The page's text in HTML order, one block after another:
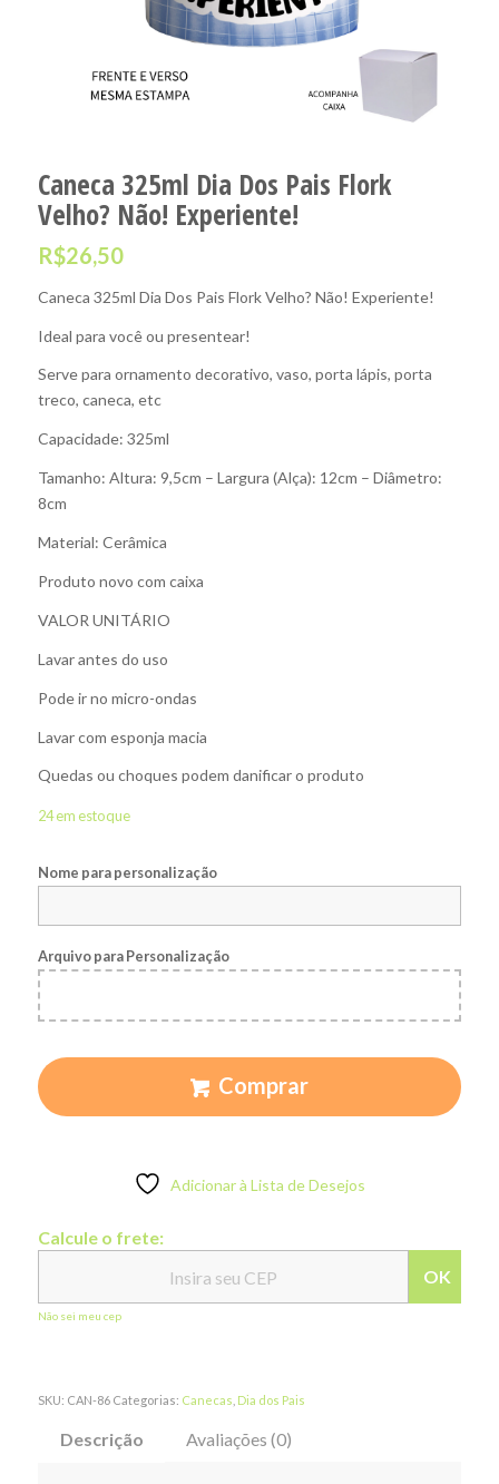
Caneca 325ml Dia Dos Pais Flork
Velho? Não! Experiente!
R$26,50
Caneca 325ml Dia Dos Pais Flork Velho? Não! Experiente!
Ideal para você ou presentear!
Serve para ornamento decorativo, vaso, porta lápis, porta
treco, caneca, etc
Capacidade: 325ml
Tamanho: Altura: 9,5cm – Largura (Alça): 12cm – Diâmetro:
8cm
Material: Cerâmica
Produto novo com caixa
VALOR UNITÁRIO
Lavar antes do uso
Pode ir no micro-ondas
Lavar com esponja macia
Quedas ou choques podem danificar o produto
24 em estoque
Nome para personalização
Arquivo para Personalização
Comprar
Adicionar à Lista de Desejos
Calcule o frete:
OK
Não sei meu cep
SKU: CAN-86 Categorias: Canecas Dia dos Pais
Descrição Avaliações (0)